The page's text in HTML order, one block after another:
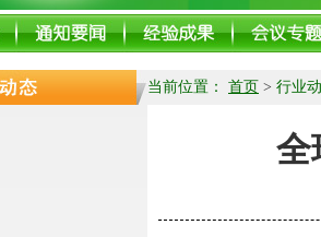
当前位置： 首页 > 行业
全